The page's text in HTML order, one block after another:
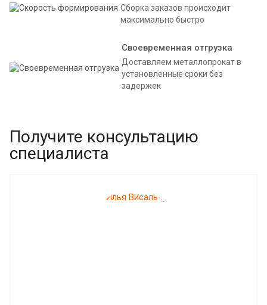
Сборка заказов происходит
максимально быстро
Своевременная отгрузка
Доставляем металлопрокат в
установленные сроки без
задержек
Получите консультацию
специалиста